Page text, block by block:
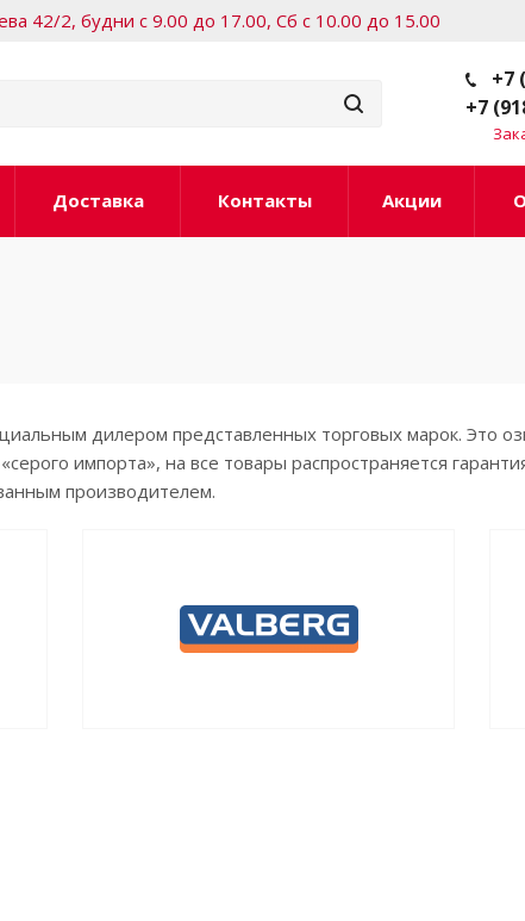
42/2, будни с 9.00 до 17.00, Сб с 10.00 до 15.00
+7
+7
Доставка Контакты Акции
дилером представленных торговых марок. Это
импорта», на все товары распространяется
производителем.